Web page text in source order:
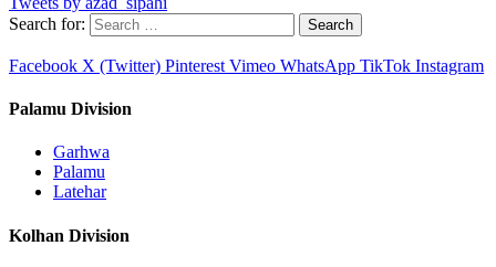
Search for:
Facebook X (Twitter) Pinterest Vimeo WhatsApp TikTok Instagram
Palamu Division
Garhwa
Palamu
Latehar
Kolhan Division